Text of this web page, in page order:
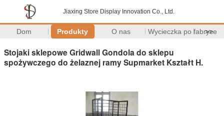
Jiaxing Store Display Innovation Co., Ltd.
Dom Produkty O nas Wycieczka po fabryce
>>
Stojaki sklepowe Gridwall Gondola do sklepu
spożywczego do żelaznej ramy Supmarket Kształt H.